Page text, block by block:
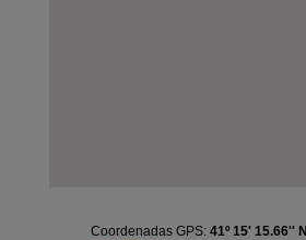
Coordenadas GPS: 41º 15' 15.66''